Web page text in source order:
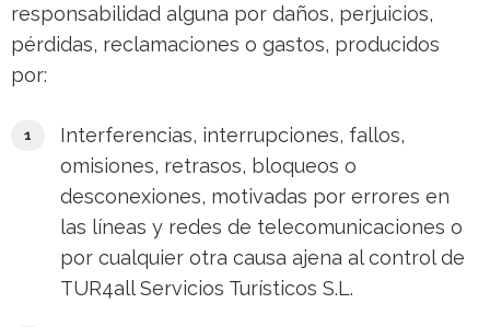
responsabilidad alguna por daños, perjuicios,
pérdidas, reclamaciones o gastos, producidos
por:
Interferencias, interrupciones, fallos,
omisiones, retrasos, bloqueos o
desconexiones, motivadas por errores en
las líneas y redes de telecomunicaciones o
por cualquier otra causa ajena al control de
TUR4all Servicios Turísticos S.L.